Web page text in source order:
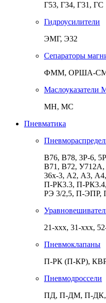
Г53, Г34, Г31, ГС
Гидроусилители
ЭМГ, Э32
Сепараторы
ФММ, ОРША-
МН, МС
Пневматика
В76, В78, 3Р-6,
В71, В72,
36х-3, А2, А3,
П-РК3.3, П-
РЭ 3/2,5, П-ЭПР,
21-ххх, 31-ххх,
Пневмоклапаны
П-РК (П-КР),
Пневмодроссели
ПД, П-ДМ, П-ДК,